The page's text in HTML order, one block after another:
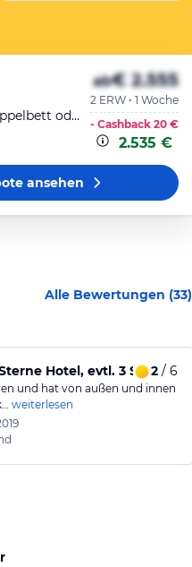
Superior-Doppelzimmer, Doppelbett oder zwei Einzelbetten
ab€ 2.555
2 ERW • 1 Woche
- Cashback 20 €
2.535 €
ansehen
Alle Bewertungen (33)
Hotel, evtl. 3 Sterne
2/ 6
und hat von außen und innen
weiterlesen